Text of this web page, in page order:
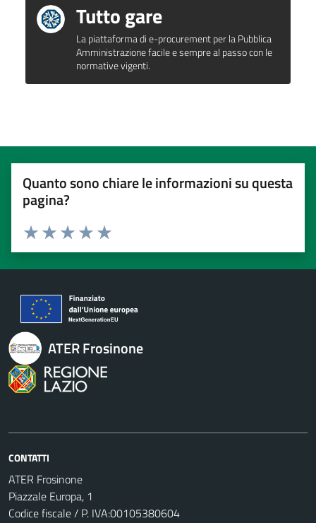
Tutto gare
La piattaforma di e-procurement per la Pubblica
Amministrazione facile e sempre al passo con le
normative vigenti.
Quanto sono chiare le informazioni su questa
pagina?
Valuta 5 stelle su 5
Valuta 4 stelle su 5
Valuta 3 stelle su 5
Valuta 2 stelle su 5
Valuta 1 stelle su 5
ATER Frosinone
CONTATTI
ATER Frosinone
Piazzale Europa, 1
Codice fiscale / P. IVA:00105380604